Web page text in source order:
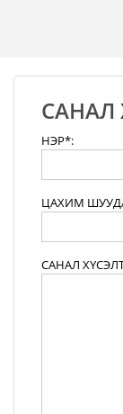
САНАЛ
НЭР*:
ЦАХИМ
САНАЛ